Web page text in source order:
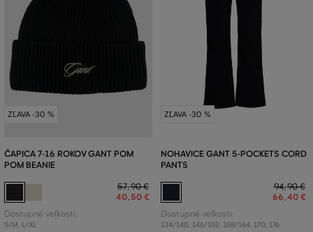
ZĽAVA -30 %
ČAPICA 7-16 ROKOV GANT POM
POM BEANIE
57,90 €
40,50 €
Dostupné veľkosti:
S/M, L/XL
ZĽAVA -30 %
NOHAVICE GANT 5-POCKETS CORD
PANTS
94,90 €
66,40 €
Dostupné veľkosti:
134/140, 146/152, 158/164, 170, 176